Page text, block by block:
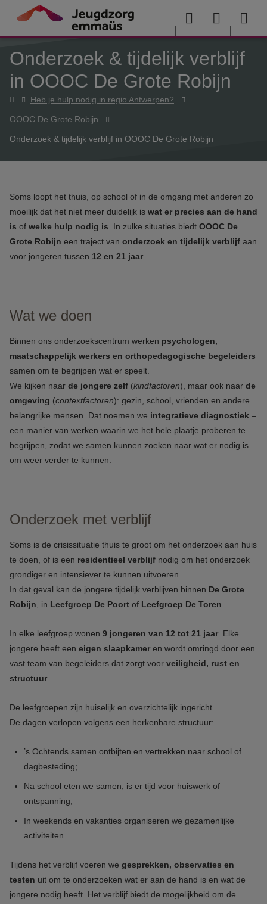
Overslaan en naar de inhoud gaan
Menu User
menu
Onderzoek & tijdelijk verblijf
in OOOC De Grote Robijn
HomeHeb je hulp nodig in regio Antwerpen?
OOOC De Grote Robijn
Onderzoek & tijdelijk verblijf in OOOC De Grote Robijn
Soms loopt het thuis, op school of in de omgang met anderen zo
moeilijk dat het niet meer duidelijk is wat er precies aan de hand
is of welke hulp nodig is . In zulke situaties biedt OOOC De
Grote Robijn een traject van onderzoek en tijdelijk verblijf aan
voor jongeren tussen 12 en 21 jaar
Wat we doen
Binnen ons onderzoekscentrum werken psychologen,
maatschappelijk werkers en orthopedagogische begeleiders
samen om te begrijpen wat er speelt.
We kijken naar de jongere zelf (kindfactoren), maar ook naar de
omgeving (contextfactoren): gezin, school, vrienden en andere
belangrijke mensen. Dat noemen we integratieve diagnostiek –
een manier van werken waarin we het hele plaatje proberen te
begrijpen, zodat we samen kunnen zoeken naar wat er nodig is
om weer verder te kunnen.
Onderzoek met verblijf
Soms is de crisissituatie thuis te groot om het onderzoek aan huis
te doen, of is een residentieel verblijf nodig om het onderzoek
grondiger en intensiever te kunnen uitvoeren.
In dat geval kan de jongere tijdelijk verblijven binnen De Grote
Robijn , in Leefgroep De Poort of Leefgroep De Toren
In elke leefgroep wonen 9 jongeren van 12 tot 21 jaar . Elke
jongere heeft een eigen slaapkamer en wordt omringd door een
vast team van begeleiders dat zorgt voor veiligheid, rust en
structuur
De leefgroepen zijn huiselijk en overzichtelijk ingericht.
De dagen verlopen volgens een herkenbare structuur:
’s Ochtends samen ontbijten en vertrekken naar school of
dagbesteding;
Na school eten we samen, is er tijd voor huiswerk of
ontspanning;
In weekends en vakanties organiseren we gezamenlijke
activiteiten.
Tijdens het verblijf voeren we gesprekken, observaties en
testen uit om te onderzoeken wat er aan de hand is en wat de
jongere nodig heeft. Het verblijf biedt de mogelijkheid om de